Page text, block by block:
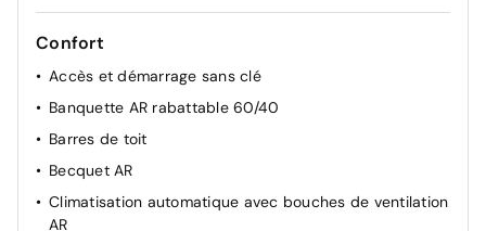
Confort
Accès et démarrage sans clé
Banquette AR rabattable 60/40
Barres de toit
Becquet AR
Climatisation automatique avec bouches de ventilation
AR